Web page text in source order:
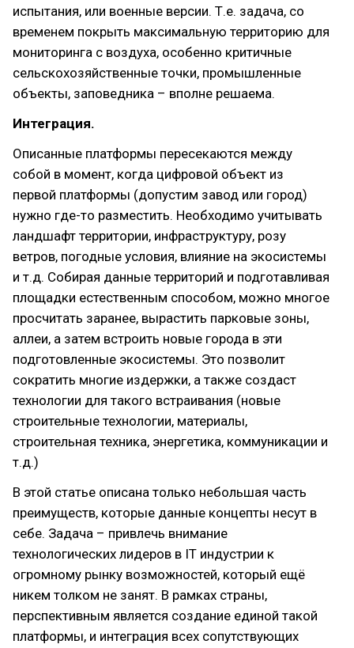
испытания, или военные версии. Т.е. задача, со
временем покрыть максимальную территорию для
мониторинга с воздуха, особенно критичные
сельскохозяйственные точки, промышленные
объекты, заповедника – вполне решаема.
Интеграция.
Описанные платформы пересекаются между
собой в момент, когда цифровой объект из
первой платформы (допустим завод или город)
нужно где-то разместить. Необходимо учитывать
ландшафт территории, инфраструктуру, розу
ветров, погодные условия, влияние на экосистемы
и т.д. Собирая данные территорий и подготавливая
площадки естественным способом, можно многое
просчитать заранее, вырастить парковые зоны,
аллеи, а затем встроить новые города в эти
подготовленные экосистемы. Это позволит
сократить многие издержки, а также создаст
технологии для такого встраивания (новые
строительные технологии, материалы,
строительная техника, энергетика, коммуникации и
т.д.)
В этой статье описана только небольшая часть
преимуществ, которые данные концепты несут в
себе. Задача – привлечь внимание
технологических лидеров в IT индустрии к
огромному рынку возможностей, который ещё
никем толком не занят. В рамках страны,
перспективным является создание единой такой
платформы, и интеграция всех сопутствующих